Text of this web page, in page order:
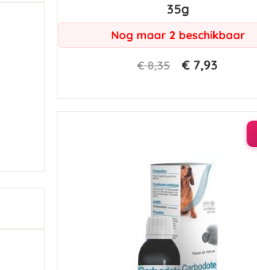
35g
Nog maar 2 beschikbaar
€ 8,35 € 7,93